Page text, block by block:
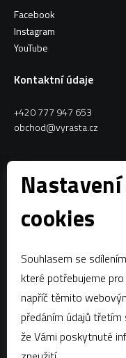
Facebook
Instagram
YouTube
Kontaktní údaje
+420 777 947 653
obchod@vyrasta.cz
Kontakty
Spytihněv 145
DIČ:CZ28287843
Zápis dle § 13a
vložka 58796
cookies
Souhlasem se
které potřebujeme
napříč těmito webovými
předáním údajů
že Vámi poskytnuté